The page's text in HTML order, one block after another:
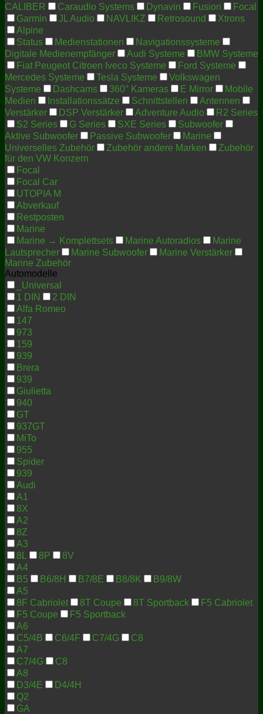
CALIBER
Caraudio Systems Dynavin Fusion
Focal
Garmin
JL Audio NAVLIKZ Retrosound
Xtrons
Alpine
Status
Medienstationen
Navigationssysteme
Digitale Medienempfänger
Audi Systeme
BMW Systeme
Fiat Peugeot Citroen Iveco Systeme
Ford Systeme
Mercedes Systeme
Tesla Systeme
Volkswagen
Systeme
Dashcams 360° Kameras E Mirror
Mobile
Medien
Installationssätze Schnittstellen
Antennen
Verstärker
DSP Verstärker Adventure Audio
R2 Series
S2 Series
G Series SXE Series
Subwoofer
Aktive Subwoofer
Passive Subwoofer
Marine
Universelles Zubehör
Zubehör andere Marken
Zubehör
für den VW Konzern
Focal
Focal Car
UTOPIA M
Abverkauf
Restposten
Marine
Marine → Komplettsets
Marine Autoradios
Marine
Lautsprecher
Marine Subwoofer
Marine Verstärker
Marine Zubehör
Automodelle
_Universal
1 DIN
2 DIN
Alfa Romeo
147
973
159
939
Brera
939
Giulietta
940
GT
937GT
MiTo
955
Spider
939
Audi
A1
8X
A2
8Z
A3
8L
8P
8V
A4
B5
B6/8H B7/8E B8/8K
B9/8W
A5
8F Cabriolet
8T Coupe 8T Sportback
F5 Cabriolet
F5 Coupe
F5 Sportback
A6
C5/4B
C6/4F C7/4G
C8
A7
C7/4G
C8
A8
D3/4E
D4/4H
Q2
GA